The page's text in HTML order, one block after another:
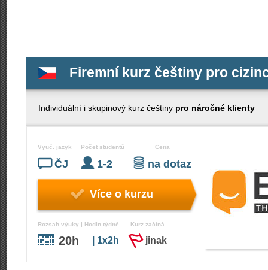
Firemní kurz češtiny pro
Individuální i skupinový kurz češtiny pro náročné klienty
Vyuč. jazyk
ČJ
Počet studentů
1-2
Cena
na dotaz
Více o kurzu
Rozsah výuky | Hodin týdně
20h | 1x2h
Kurz začíná
jinak